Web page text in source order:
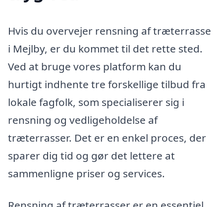
Hvis du overvejer rensning af træterrasse
i Mejlby, er du kommet til det rette sted.
Ved at bruge vores platform kan du
hurtigt indhente tre forskellige tilbud fra
lokale fagfolk, som specialiserer sig i
rensning og vedligeholdelse af
træterrasser. Det er en enkel proces, der
sparer dig tid og gør det lettere at
sammenligne priser og services.